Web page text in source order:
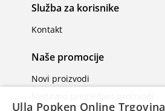
Služba za korisnike
Kontakt
Naše promocije
Novi proizvodi
Ulla Popken Online Trgovina